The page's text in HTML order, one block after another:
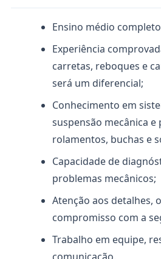
Ensino médio
Experiência
carretas, reboques e
será um diferencial;
Conhecimento em
suspensão mecânica e
rolamentos, buchas e
Capacidade de
problemas mecânicos;
Atenção aos detalhes,
compromisso com a
Trabalho em equipe,